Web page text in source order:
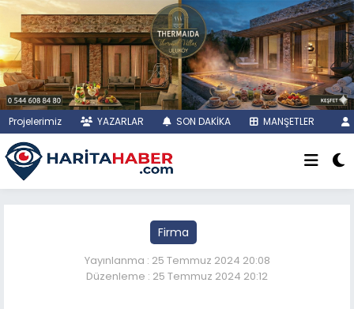
Projelerimiz YAZARLAR SON DAKİKA MANŞETLER
Firma
Yayınlanma : 25 Temmuz 2024 20:08
Düzenleme : 25 Temmuz 2024 20:12